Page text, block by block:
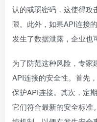
认的或弱密码，这使得攻
限。此外，如果API连接
发生了数据泄露，企业也
为了防范这种风险，专家
API连接的安全性。首先
保护API连接。其次，定
它们符合最新的安全标准